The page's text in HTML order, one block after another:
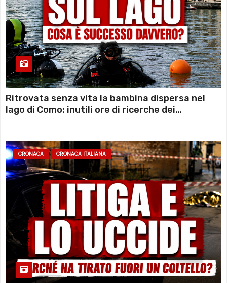
Ritrovata senza vita la bambina dispersa nel
lago di Como: inutili ore di ricerche dei
CRONACA CRONACA ITALIANA